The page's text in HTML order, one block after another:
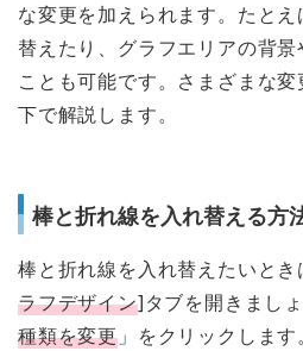
な変更を加えられます。たと
替えたり、グラフエリアの背
ことも可能です。さまざまな
下で解説します。
棒と折れ線を入れ替える方
棒と折れ線を入れ替えたいと
ラフデザイン]タブを開きまし
種類を変更 」をクリックします